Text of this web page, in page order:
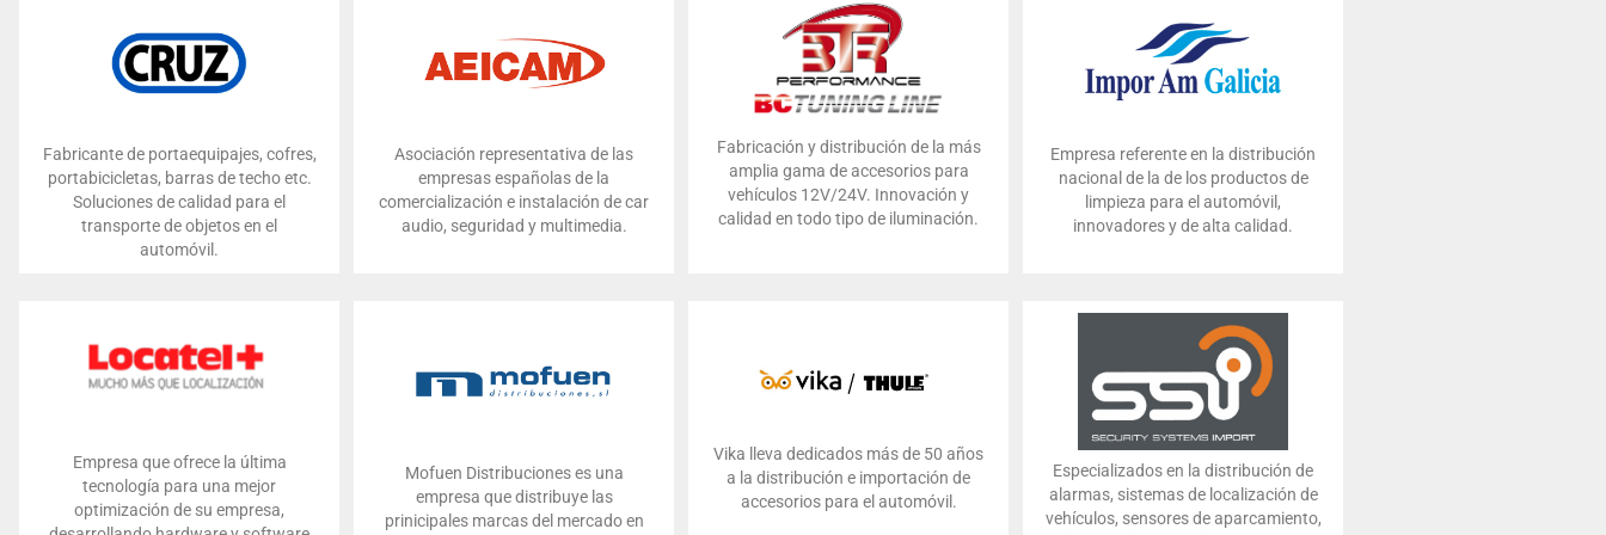
Fabricante de portaequipajes, cofres,
portabicicletas, barras de techo etc.
Soluciones de calidad para el
transporte de objetos en el
automóvil.
Asociación representativa de las
empresas españolas de la
comercialización e instalación de car
audio, seguridad y multimedia.
Fabricación y distribución de la más
amplia gama de accesorios para
vehículos 12V/24V. Innovación y
calidad en todo tipo de iluminación.
Empresa referente en la distribución
nacional de la de los productos de
limpieza para el automóvil,
innovadores y de alta calidad.
Empresa que ofrece la última
tecnología para una mejor
optimización de su empresa,
Mofuen Distribuciones es una
empresa que distribuye las
prinicipales marcas del mercado en
Vika lleva dedicados más de 50 años
a la distribución e importación de
accesorios para el automóvil.
Especializados en la distribución de
alarmas, sistemas de localización de
vehículos, sensores de aparcamiento,